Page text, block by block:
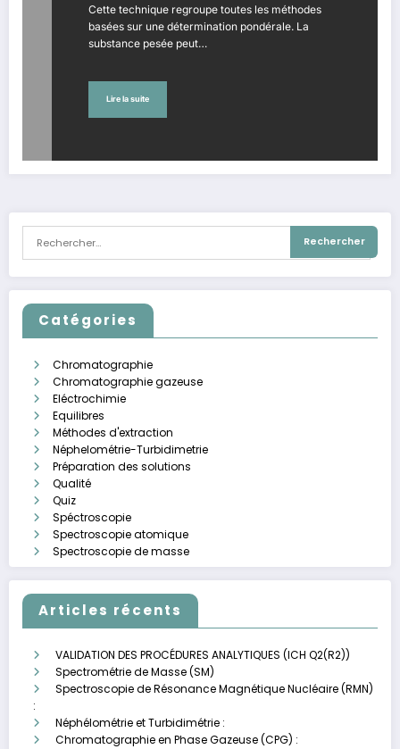
Cette technique regroupe toutes les méthodes
basées sur une détermination pondérale. La
substance pesée peut…
Lire la suite
Catégories
Chromatographie
Chromatographie gazeuse
Eléctrochimie
Equilibres
Méthodes d'extraction
Néphelométrie-Turbidimetrie
Préparation des solutions
Qualité
Quiz
Spéctroscopie
Spectroscopie atomique
Spectroscopie de masse
Articles récents
VALIDATION DES PROCÉDURES ANALYTIQUES (ICH Q2(R2))
Spectrométrie de Masse (SM)
Spectroscopie de Résonance Magnétique Nucléaire (RMN)
:
Néphélométrie et Turbidimétrie :
Chromatographie en Phase Gazeuse (CPG) :